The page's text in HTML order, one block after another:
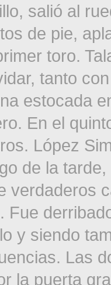
salió al
de pie,
toro.
tanto
estocada
En el
López
de la
verdaderos
Fue
y siendo
Las
la puerta